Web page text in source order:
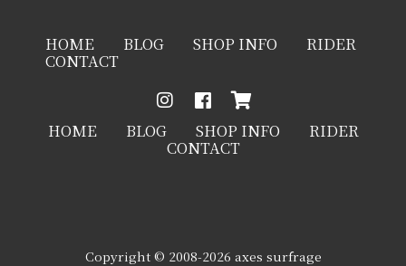
HOME BLOG SHOP INFO RIDER
CONTACT
HOME BLOG SHOP INFO RIDER
CONTACT
Copyright © 2008-2026 axes surfrage